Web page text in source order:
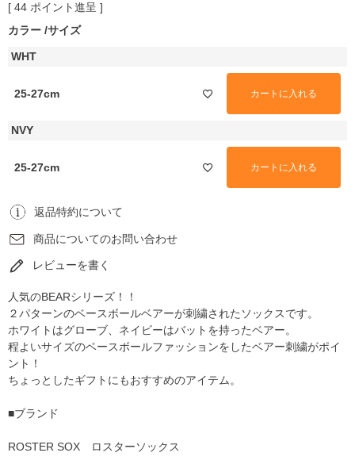
[ 44 ポイント進呈 ]
カラー サイズ
WHT
25-27cm カートに入れる
NVY
25-27cm カートに入れる
返品特約について
商品についてのお問い合わせ
レビューを書く
人気のBEARシリーズ！！
２パターンのベースボールベアーが刺繍されたソックスです。
ホワイトはグローブ、ネイビーはバットを持ったベアー。
程よいサイズのベースボールファッションをしたベアー刺繍がポイ
ント！
ちょっとしたギフトにもおすすめのアイテム。
■ブランド
ROSTER SOX ロスターソックス